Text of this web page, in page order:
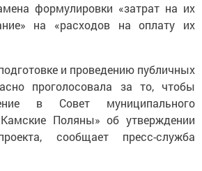
формулировки «затрат на их
на «расходов на оплату их
и проведению публичных
проголосовала за то, чтобы
в Совет муниципального
Поляны» об утверждении
сообщает пресс-служба